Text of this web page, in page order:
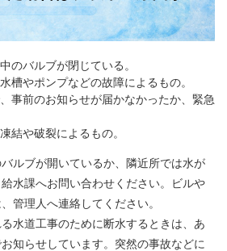
のバルブが閉じている。
槽やポンプなどの故障によるもの。
事前のお知らせが届かなかったか、緊急
結や破裂によるもの。
ルブが開いているか、隣近所では水が
水課へお問い合わせください。ビルや
管理人へ連絡してください。
水道工事のために断水するときは、あ
知らせしています。突然の事故などに